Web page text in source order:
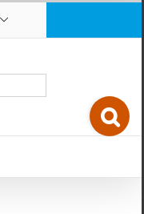
Toggle
Sliding
Bar